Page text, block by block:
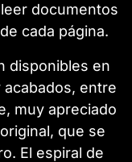
documentos
cada página.
disponibles en
entre
muy apreciado
que se
El espiral de